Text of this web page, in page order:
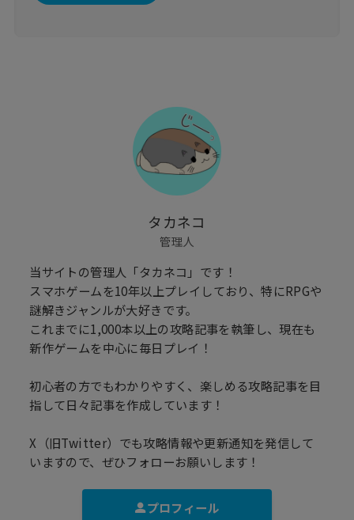
タカネコ
管理人
当サイトの管理人「タカネコ」です！
スマホゲームを10年以上プレイしており、特にRPGや
謎解きジャンルが大好きです。
これまでに1,000本以上の攻略記事を執筆し、現在も
新作ゲームを中心に毎日プレイ！
初心者の方でもわかりやすく、楽しめる攻略記事を目
指して日々記事を作成しています！
X（旧Twitter）でも攻略情報や更新通知を発信して
いますので、ぜひフォローお願いします！
プロフィール